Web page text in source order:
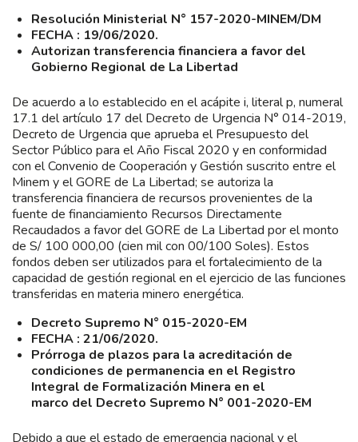
Resolución Ministerial N° 157-2020-MINEM/DM
FECHA : 19/06/2020.
Autorizan transferencia financiera a favor del
Gobierno Regional de La Libertad
De acuerdo a lo establecido en el acápite i, literal p, numeral
17.1 del artículo 17 del Decreto de Urgencia N° 014-2019,
Decreto de Urgencia que aprueba el Presupuesto del
Sector Público para el Año Fiscal 2020 y en conformidad
con el Convenio de Cooperación y Gestión suscrito entre el
Minem y el GORE de La Libertad; se autoriza la
transferencia financiera de recursos provenientes de la
fuente de financiamiento Recursos Directamente
Recaudados a favor del GORE de La Libertad por el monto
de S/ 100 000,00 (cien mil con 00/100 Soles). Estos
fondos deben ser utilizados para el fortalecimiento de la
capacidad de gestión regional en el ejercicio de las funciones
transferidas en materia minero energética.
Decreto Supremo N° 015-2020-EM
FECHA : 21/06/2020.
Prórroga de plazos para la acreditación de
condiciones de permanencia en el Registro
Integral de Formalización Minera en el
marco del Decreto Supremo N° 001-2020-EM
Debido a que el estado de emergencia nacional y el